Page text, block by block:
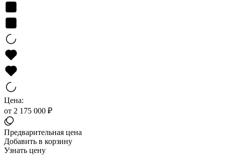
Цена:
от 2 175 000 ₽
Предварительная цена
Добавить в корзину
Узнать цену